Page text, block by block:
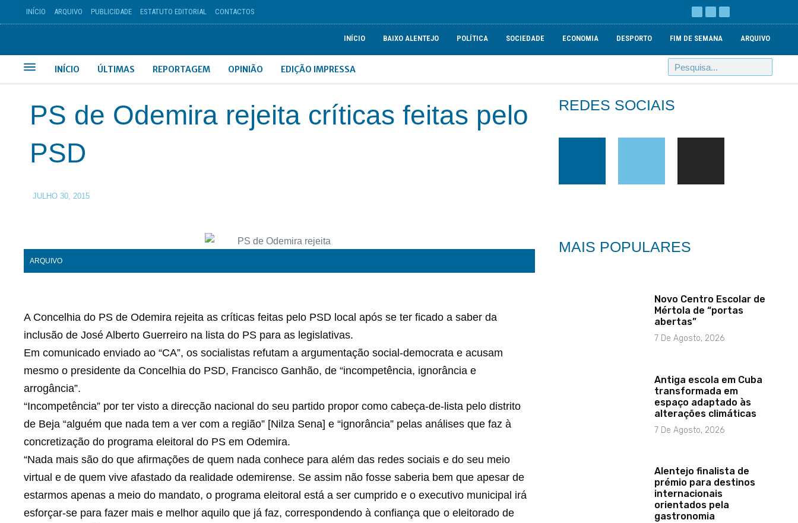
INÍCIO ARQUIVO PUBLICIDADE ESTATUTO EDITORIAL CONTACTOS
INÍCIO BAIXO ALENTEJO POLÍTICA SOCIEDADE ECONOMIA DESPORTO FIM DE SEMANA ARQUIVO
INÍCIO ÚLTIMAS REPORTAGEM OPINIÃO EDIÇÃO IMPRESSA
PS de Odemira rejeita críticas feitas pelo
PSD
JULHO 30, 2015
ARQUIVO
A Concelhia do PS de Odemira rejeita as críticas feitas pelo PSD local após se ter ficado a saber da
inclusão de José Alberto Guerreiro na lista do PS para as legislativas.
Em comunicado enviado ao “CA”, os socialistas refutam a argumentação social-democrata e acusam
mesmo o presidente da Concelhia do PSD, Francisco Ganhão, de “incompetência, ignorância e
arrogância”.
“Incompetência” por ter visto a direcção nacional do seu partido propor como cabeça-de-lista pelo distrito
de Beja “alguém que nada tem a ver com a região” [Nilza Sena] e “ignorância” pelas análises que faz à
concretização do programa eleitoral do PS em Odemira.
“Nada mais são do que afirmações de quem nada conhece para além das redes sociais e do seu meio
virtual e de quem vive afastado da realidade odemirense. Se assim não fosse saberia bem que apesar de
estarmos apenas a meio do mandato, o programa eleitoral está a ser cumprido e o executivo municipal irá
esforçar-se para fazer mais e melhor aquilo que já faz, correspondendo à confiança que o eleitorado de
REDES SOCIAIS
MAIS POPULARES
Novo Centro Escolar de
Mértola de “portas
abertas”
7 De Agosto, 2026
Antiga escola em Cuba
transformada em
espaço adaptado às
alterações climáticas
7 De Agosto, 2026
Alentejo finalista de
prémio para destinos
internacionais
orientados pela
gastronomia